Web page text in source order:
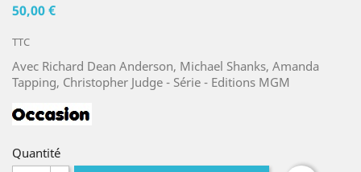
50,00 €
TTC
Avec Richard Dean Anderson, Michael Shanks, Amanda
Tapping, Christopher Judge - Série - Editions MGM
Quantité